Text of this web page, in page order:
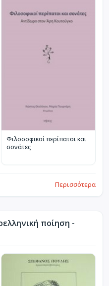
Φιλοσοφικοί περίπατοι και
σονάτες
Περισσότερα
ποίηση -